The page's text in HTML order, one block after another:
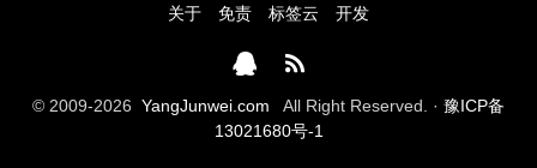
关于 免责 标签云 开发
© 2009-2026 YangJunwei.com All Right Reserved. · 豫ICP备
13021680号-1